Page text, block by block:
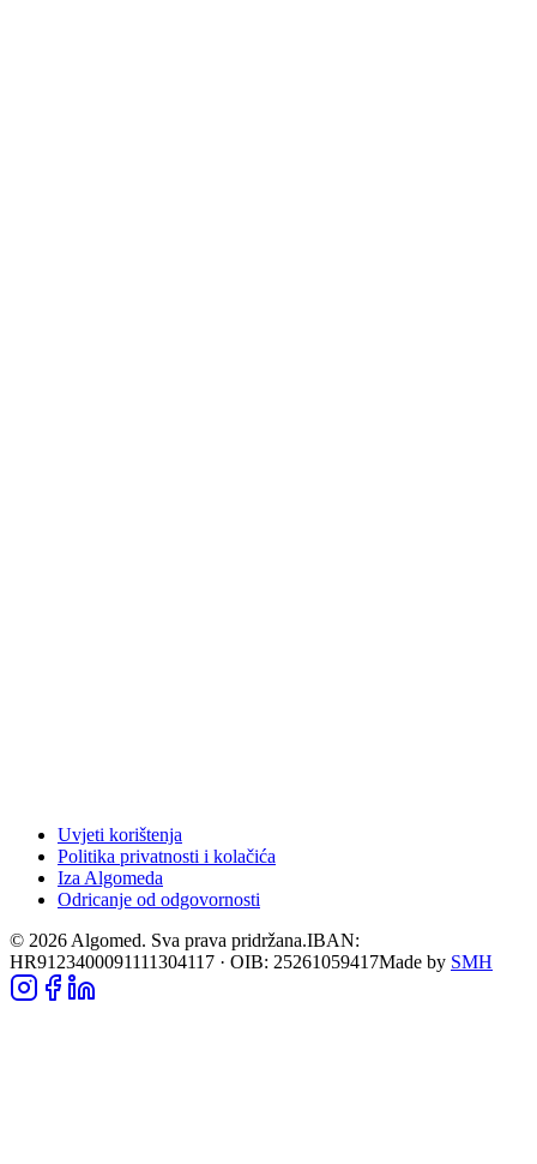
Uvjeti korištenja
Politika privatnosti i kolačića
Iza Algomeda
Odricanje od odgovornosti
© 2026 Algomed. Sva prava pridržana.IBAN:
HR9123400091111304117 · OIB: 25261059417Made by SMH